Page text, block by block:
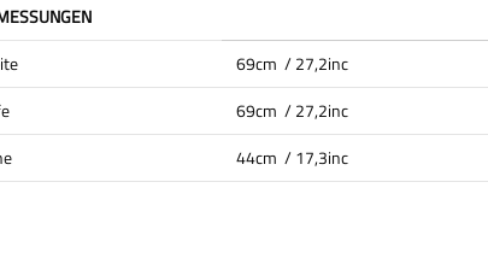
69cm / 27,2inc
69cm / 27,2inc
44cm / 17,3inc